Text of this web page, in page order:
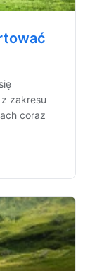
zakresu
coraz